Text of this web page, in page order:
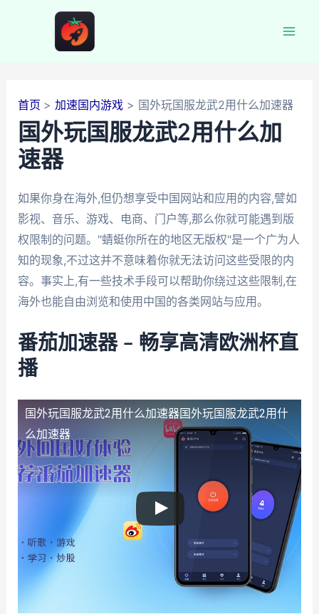
首页 加速国内游戏 国外玩国服龙武2用什么加速器
国外玩国服龙武2用什么加
速器
如果你身在海外,但仍想享受中国网站和应用的内容,譬如
影视、音乐、游戏、电商、门户等,那么你就可能遇到版
权限制的问题。"蜻蜓你所在的地区无版权"是一个广为人
知的现象,不过这并不意味着你就无法访问这些受限的内
容。事实上,有一些技术手段可以帮助你绕过这些限制,在
海外也能自由浏览和使用中国的各类网站与应用。
番茄加速器 – 畅享高清欧洲杯直
播
国外玩国服龙武2用什么加速器国外玩国服龙武2用什
么加速器